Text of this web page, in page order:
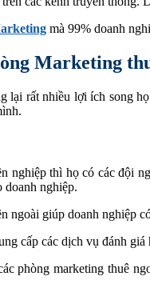
mà 99% doanh
Marketing
lại rất nhiều lợi ích song
thì họ có các đội
doanh nghiệp.
ngoài giúp doanh nghiệp
cấp các dịch vụ đánh
phòng marketing thuê